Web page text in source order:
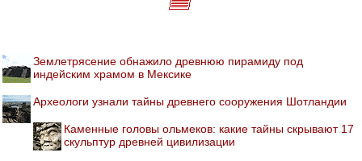
Землетрясение обнажило древнюю пирамиду под
индейским храмом в Мексике
Археологи узнали тайны древнего сооружения Шотландии
Каменные головы ольмеков: какие тайны скрывают 17
скульптур древней цивилизации